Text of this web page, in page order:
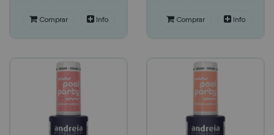
Comprar Info Comprar Info